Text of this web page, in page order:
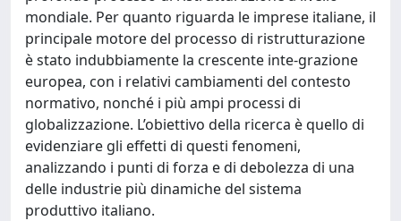
mondiale. Per quanto riguarda le imprese italiane, il
principale motore del processo di ristrutturazione
è stato indubbiamente la crescente inte-grazione
europea, con i relativi cambiamenti del contesto
normativo, nonché i più ampi processi di
globalizzazione. L’obiettivo della ricerca è quello di
evidenziare gli effetti di questi fenomeni,
analizzando i punti di forza e di debolezza di una
delle industrie più dinamiche del sistema
produttivo italiano.